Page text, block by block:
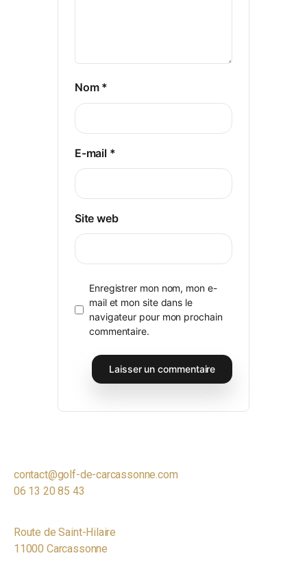
Nom *
E-mail *
Site web
Enregistrer mon nom, mon e-
mail et mon site dans le
navigateur pour mon prochain
commentaire.
contact@golf-de-carcassonne.com
06 13 20 85 43
Route de Saint-Hilaire
11000 Carcassonne